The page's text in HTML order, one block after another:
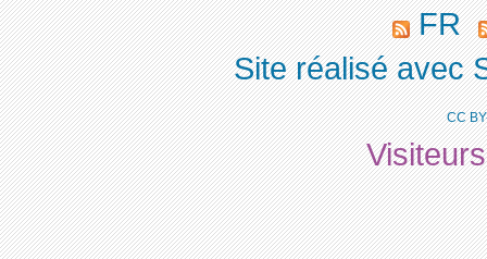
FR
Site réalisé avec
CC